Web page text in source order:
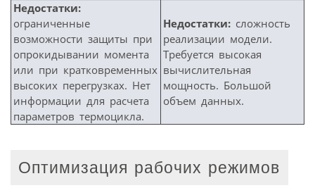
Недостатки:
ограниченные
возможности защиты при
опрокидывании момента
или при кратковременных
высоких перегрузках. Нет
информации для расчета
параметров термоцикла.
Недостатки: сложность
реализации модели.
Требуется высокая
вычислительная
мощность. Большой
объем данных.
Оптимизация рабочих режимов